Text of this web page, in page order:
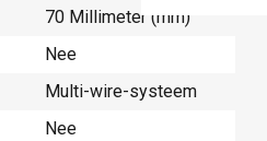
70 Millimeter (mm)
Nee
Multi-wire-systeem
Nee